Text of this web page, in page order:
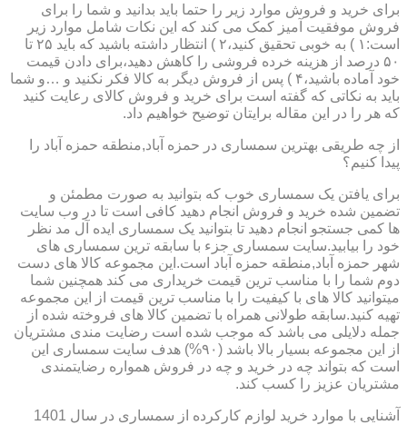
برای خرید و فروش موارد زیر را حتما باید بدانید و شما را برای
فروش موفقیت آمیز کمک می کند که این نکات شامل موارد زیر
است:۱ ) به خوبی تحقیق کنید،۲ ) انتظار داشته باشید که باید ۲۵ تا
۵۰ درصد از هزینه خرده فروشی را کاهش دهید،برای دادن قیمت
خود آماده باشید،۴ ) پس از فروش دیگر به کالا فکر نکنید و …و شما
باید به نکاتی که گفته است برای خرید و فروش کالای رعایت کنید
که هر را در این مقاله برایتان توضیح خواهیم داد.
از چه طریقی بهترین سمساری در حمزه آباد,منطقه حمزه آباد را
پیدا کنیم؟
برای یافتن یک سمساری خوب که بتوانید به صورت مطمئن و
تضمین شده خرید و فروش انجام دهید کافی است تا در وب سایت
ها کمی جستجو انجام دهید تا بتوانید یک سمساری ایده آل مد نظر
خود را بیابید.سایت سمساری جزء با سابقه ترین سمساری های
شهر حمزه آباد,منطقه حمزه آباد است.این مجموعه کالا های دست
دوم شما را با مناسب ترین قیمت خریداری می کند همچنین شما
میتوانید کالا های با کیفیت را با مناسب ترین قیمت از این مجموعه
تهیه کنید.سابقه طولانی همراه با تضمین کالا های فروخته شده از
جمله دلایلی می باشد که موجب شده است رضایت مندی مشتریان
از این مجموعه بسیار بالا باشد (۹۰%) هدف سایت سمساری این
است که بتواند چه در خرید و چه در فروش همواره رضایتمندی
مشتریان عزیز را کسب کند.
آشنایی با موارد خرید لوازم کارکرده از سمساری در سال 1401